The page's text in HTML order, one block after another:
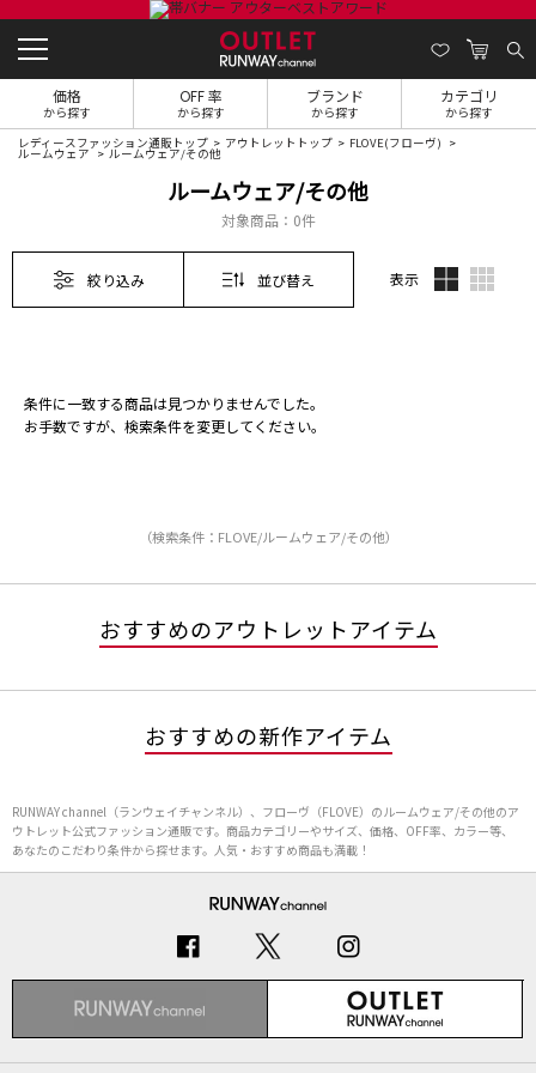
価格
から探す
OFF 率
から探す
ブランド
から探す
カテゴリ
から探す
レディースファッション通販トップ アウトレットトップ FLOVE(フローヴ)
ルームウェア ルームウェア/その他
ルームウェア/その他
対象商品： 0件
絞り込み 並び替え 表示
条件に一致する商品は見つかりませんでした。
お手数ですが、検索条件を変更してください。
（検索条件：FLOVE/ルームウェア/その他）
おすすめのアウトレットアイテム
おすすめの新作アイテム
RUNWAY channel（ランウェイチャンネル）、フローヴ（FLOVE）のルームウェア/その他のア
ウトレット公式ファッション通販です。商品カテゴリーやサイズ、価格、OFF率、カラー等、
あなたのこだわり条件から探せます。人気・おすすめ商品も満載！